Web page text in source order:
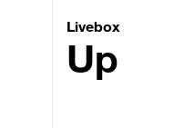
Livebox
Livebox
Up